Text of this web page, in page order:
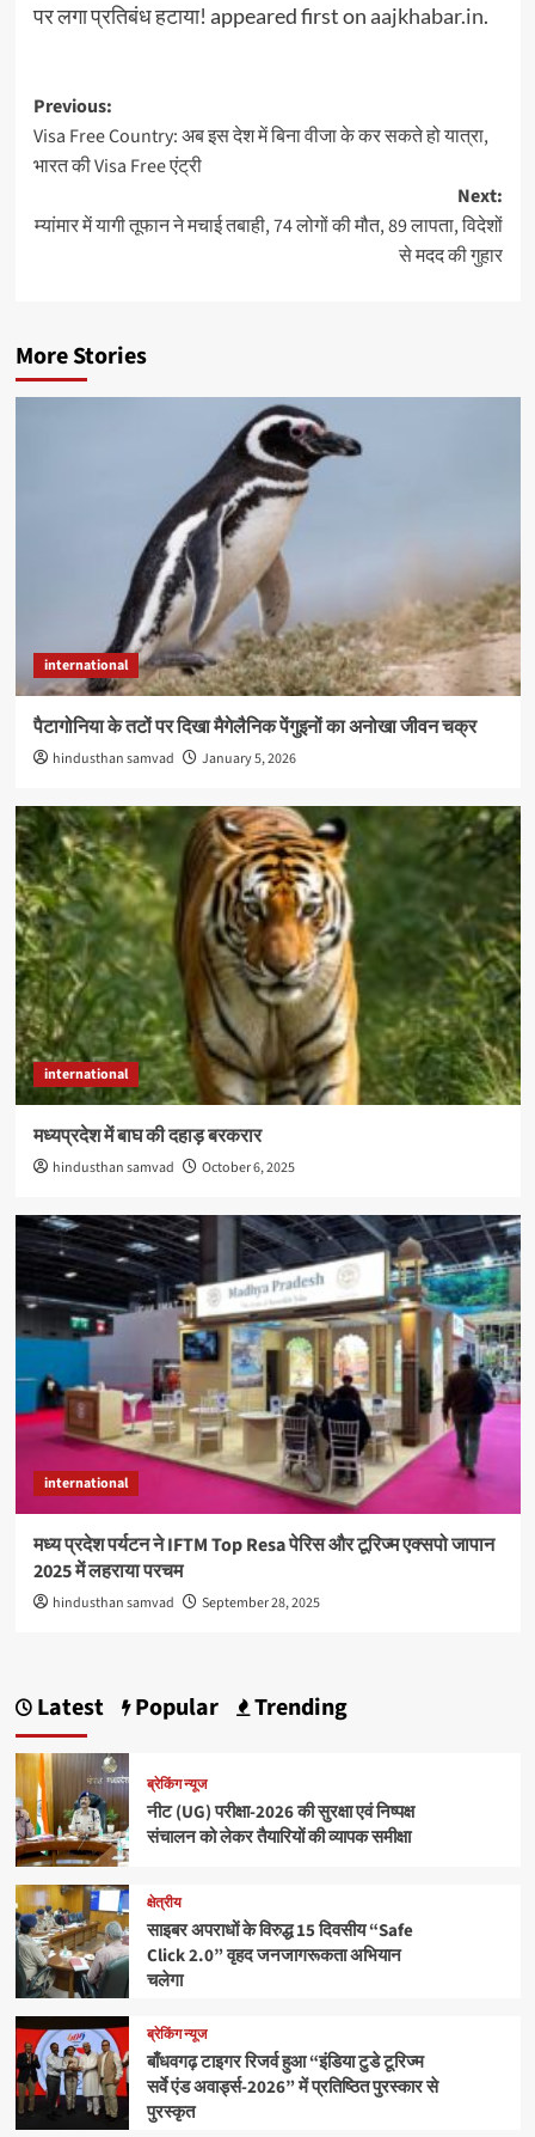
पर लगा प्रतिबंध हटाया! appeared first on aajkhabar.in.
Post
navigation
Previous:
Visa Free Country: अब इस देश में बिना वीजा के कर सकते हो यात्रा,
भारत की Visa Free एंट्री
Next:
म्यांमार में यागी तूफान ने मचाई तबाही, 74 लोगों की मौत, 89 लापता, विदेशों
से मदद की गुहार
More Stories
international
पैटागोनिया के तटों पर दिखा मैगेलैनिक पेंगुइनों का अनोखा जीवन चक्र
hindusthan samvad January 5, 2026
international
मध्यप्रदेश में बाघ की दहाड़ बरकरार
hindusthan samvad October 6, 2025
international
मध्य प्रदेश पर्यटन ने IFTM Top Resa पेरिस और टूरिज्म एक्सपो जापान
2025 में लहराया परचम
hindusthan samvad September 28, 2025
Latest Popular Trending
ब्रेकिंग न्यूज
नीट (UG) परीक्षा-2026 की सुरक्षा एवं निष्पक्ष
संचालन को लेकर तैयारियों की व्यापक समीक्षा
क्षेत्रीय
साइबर अपराधों के विरुद्ध 15 दिवसीय “Safe
Click 2.0” वृहद जनजागरूकता अभियान
चलेगा
ब्रेकिंग न्यूज
बाँधवगढ़ टाइगर रिजर्व हुआ “इंडिया टुडे टूरिज्म
सर्वे एंड अवार्ड्स-2026” में प्रतिष्ठित पुरस्कार से
पुरस्कृत